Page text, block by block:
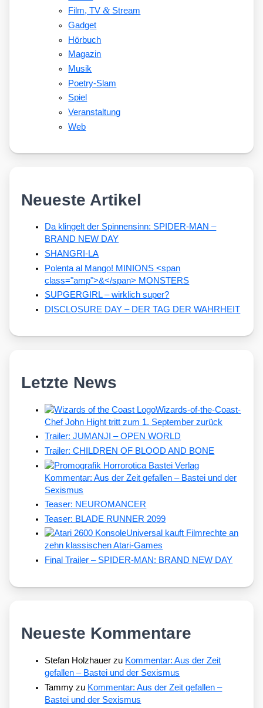
Film, TV&Stream
Gadget
Hörbuch
Magazin
Musik
Poetry-Slam
Spiel
Veranstaltung
Web
Neueste Artikel
Da klingelt der Spinnensinn: SPIDER-MAN –
BRAND NEW DAY
SHANGRI-LA
Polenta al Mango! MINIONS <span
class="amp">&</span> MONSTERS
SUPGERGIRL – wirklich super?
DISCLOSURE DAY – DER TAG DER WAHRHEIT
Letzte News
Wizards-of-the-Coast-
Chef John Hight tritt zum 1. September zurück
Trailer: JUMANJI – OPEN WORLD
Trailer: CHILDREN OF BLOOD AND BONE
Kommentar: Aus der Zeit gefallen – Bastei und der
Sexismus
Teaser: NEUROMANCER
Teaser: BLADE RUNNER 2099
Universal kauft Filmrechte an
zehn klassischen Atari-Games
Final Trailer – SPIDER-MAN: BRAND NEW DAY
Neueste Kommentare
Stefan Holzhauer zu Kommentar: Aus der Zeit
gefallen – Bastei und der Sexismus
Tammy zu Kommentar: Aus der Zeit gefallen –
Bastei und der Sexismus